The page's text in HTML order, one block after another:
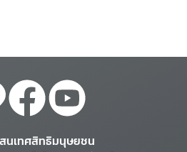
นเทศสิทธิมนุษยชน